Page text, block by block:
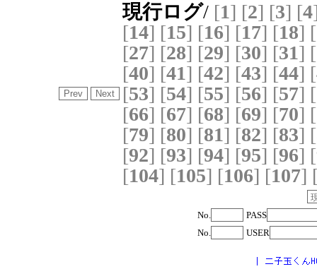
現行ログ/ [1] [2] [3] [4
[14] [15] [16] [17] [18] [
[27] [28] [29] [30] [31] [
[40] [41] [42] [43] [44] [
[53] [54] [55] [56] [57] [
[66] [67] [68] [69] [70] [
[79] [80] [81] [82] [83] [
[92] [93] [94] [95] [96] [
[104] [105] [106] [107]
No.
PASS
No.
USER